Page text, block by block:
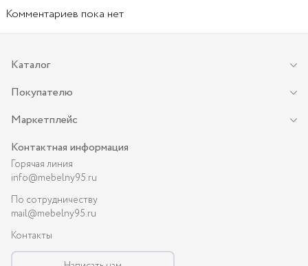
Комментариев пока нет
Каталог
Покупателю
Маркетплейс
Контактная информация
Горячая линия
info@mebelny95.ru
По сотрудничеству
mail@mebelny95.ru
Контакты